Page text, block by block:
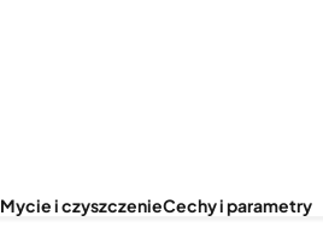
Mycie i czyszczenieCechy i parametry